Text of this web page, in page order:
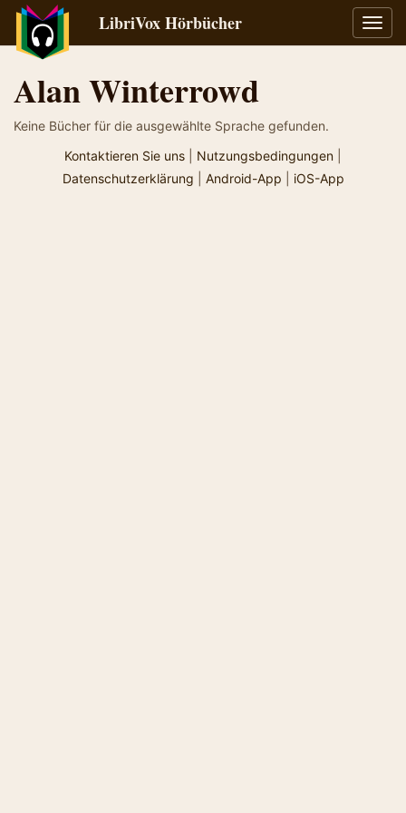
LibriVox Hörbücher
Alan Winterrowd
Keine Bücher für die ausgewählte Sprache gefunden.
Kontaktieren Sie uns
Nutzungsbedingungen
Datenschutzerklärung
Android-App iOS-App